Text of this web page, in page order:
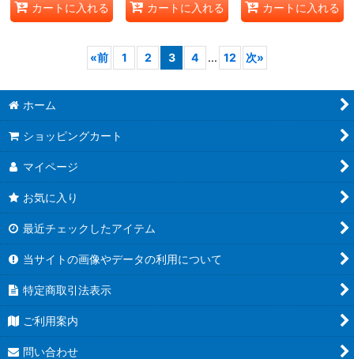
カートに入れる カートに入れる カートに入れる
«前 1 2 3 4 ... 12 次»
ホーム
ショッピングカート
マイページ
お気に入り
最近チェックしたアイテム
当サイトの画像やデータの利用について
特定商取引法表示
ご利用案内
問い合わせ